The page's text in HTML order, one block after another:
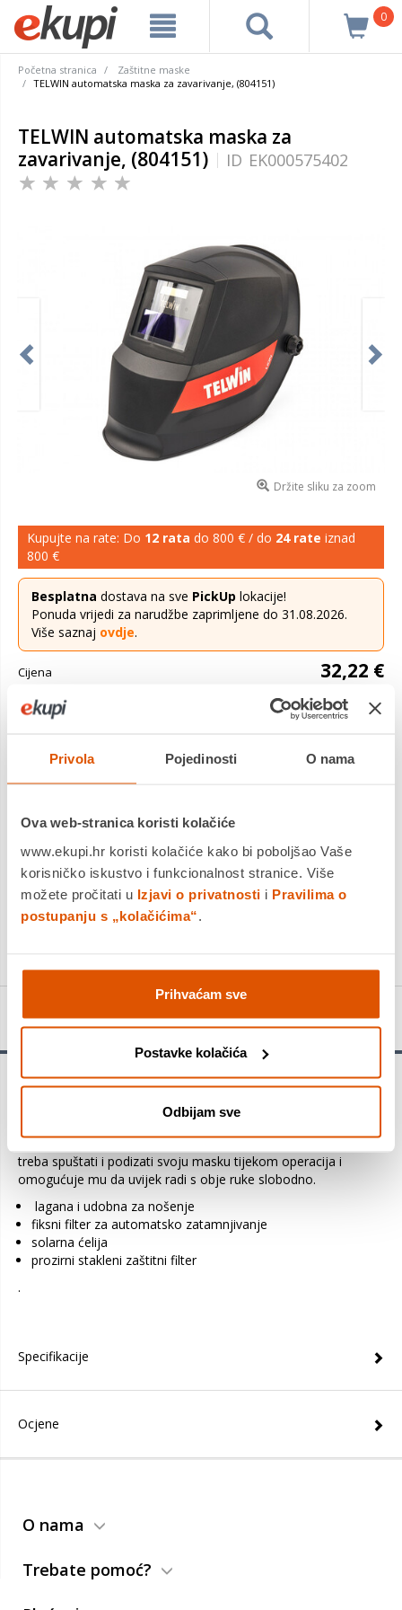
Privola Pojedinosti O nama
Ova web-stranica koristi kolačiće
www.ekupi.hr koristi kolačiće kako bi poboljšao Vaše
korisničko iskustvo i funkcionalnost stranice. Više
možete pročitati u Izjavi o privatnosti i Pravilima o
postupanju s „kolačićima“
Prihvaćam sve
Postavke kolačića
Odbijam sve
0
Početna stranica
Zaštitne maske
TELWIN automatska maska za zavarivanje, (804151)
TELWIN automatska maska za
zavarivanje, (804151)
ID EK000575402
Držite sliku za zoom
Kupujte na rate: Do 12 rata do 800 € / do 24 rate iznad
800 €
Besplatna dostava na sve PickUp lokacije!
Ponuda vrijedi za narudžbe zaprimljene do 31.08.2026.
Više saznaj ovdje.
Cijena 32,22 €
Automatska zavarivačka maska idealna za MMA, MIG-MAG i
zatamni kada luk za zavarivanje radi i brzo se vraća u svoj
Platite gotovinom pri preuzimanju, Internet bankarstvom, karticama
jednokratno i na rate
Povrat robe moguć unutar 14 dana
PROIZVOD JE NEDOSTUPAN
Detalji proizvoda
Automatska zavarivačka maska idealna za MMA, MIG-MAG i
TIG zavarivanje. LCD filtar s tekućim kristalima automatski se
zatamni kada luk za zavarivanje radi i brzo se vraća u svoj
proziran status kada se luk isključi; to znači da operater ne
treba spuštati i podizati svoju masku tijekom operacija i
omogućuje mu da uvijek radi s obje ruke slobodno.
lagana i udobna za nošenje
fiksni filter za automatsko zatamnjivanje
solarna ćelija
prozirni stakleni zaštitni filter
.
Specifikacije
Ocjene
O nama
Trebate pomoć?